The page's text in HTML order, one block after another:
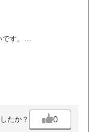
す。
たか？ 0